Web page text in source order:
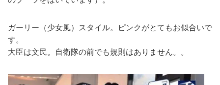
ガーリー（少女風）スタイル。ピンクがとてもお似合いで
す。
大臣は文民。自衛隊の前でも規則はありません。。